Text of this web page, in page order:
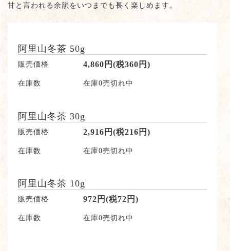
甘と言われる余韻をいつまでも長く楽しめます。
阿里山冬茶 50g
販売価格 4,860円(税360円)
在庫数 在庫0売切れ中
阿里山冬茶 30g
販売価格 2,916円(税216円)
在庫数 在庫0売切れ中
阿里山冬茶 10g
販売価格 972円(税72円)
在庫数 在庫0売切れ中